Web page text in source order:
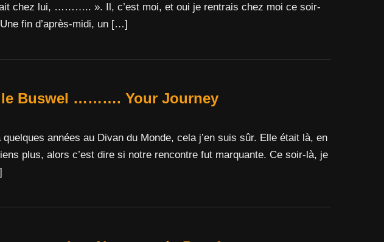
chez lui, ……….. ». Il, c’est moi, et oui je rentrais chez moi ce soir-
fin d’après-midi, un […]
Buswel ………. Your Journey
années au Divan du Monde, cela j’en suis sûr. Elle était là, en
plus, alors c’est dire si notre rencontre fut marquante. Ce soir-là, je